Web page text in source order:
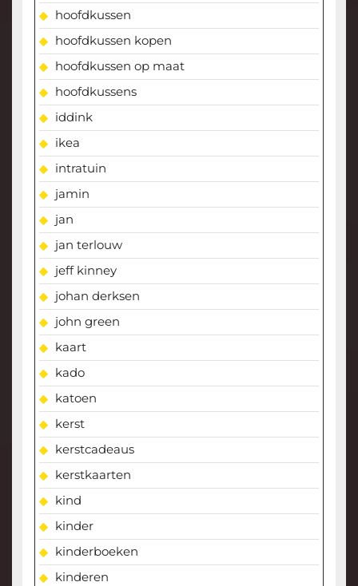
hoofdkussen
hoofdkussen kopen
hoofdkussen op maat
hoofdkussens
iddink
ikea
intratuin
jamin
jan
jan terlouw
jeff kinney
johan derksen
john green
kaart
kado
katoen
kerst
kerstcadeaus
kerstkaarten
kind
kinder
kinderboeken
kinderen